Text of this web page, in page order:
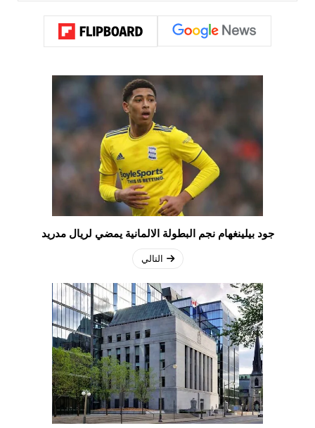
جود بيلينغهام نجم البطولة الالمانية يمضي لريال مدريد
التالي